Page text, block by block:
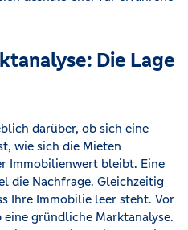
Die Lage
darüber, ob sich eine
wie sich die Mieten
Immobilienwert bleibt. Eine
die Nachfrage. Gleichzeitig
Ihre Immobilie leer steht. Vor
gründliche Marktanalyse.